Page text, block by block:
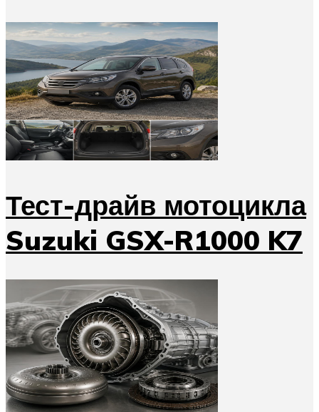
Тест-драйв мотоцикла
Suzuki GSX-R1000 K7